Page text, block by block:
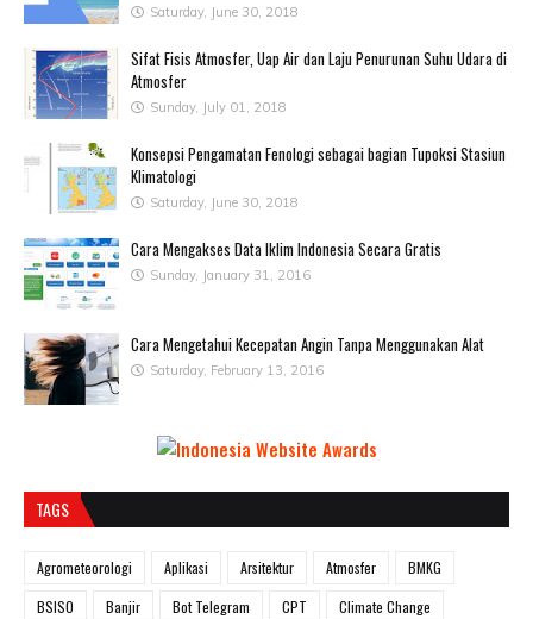
Saturday, June 30, 2018
Sifat Fisis Atmosfer, Uap Air dan Laju Penurunan Suhu Udara di
Atmosfer
Sunday, July 01, 2018
Konsepsi Pengamatan Fenologi sebagai bagian Tupoksi Stasiun
Klimatologi
Saturday, June 30, 2018
Cara Mengakses Data Iklim Indonesia Secara Gratis
Sunday, January 31, 2016
Cara Mengetahui Kecepatan Angin Tanpa Menggunakan Alat
Saturday, February 13, 2016
TAGS
Agrometeorologi Aplikasi Arsitektur Atmosfer
BMKG
BSISO
Banjir Bot Telegram CPT
Climate Change